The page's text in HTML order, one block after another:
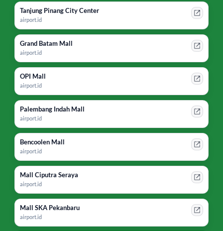
Tanjung Pinang City Center
airport.id
Grand Batam Mall
airport.id
OPI Mall
airport.id
Palembang Indah Mall
airport.id
Bencoolen Mall
airport.id
Mall Ciputra Seraya
airport.id
Mall SKA Pekanbaru
airport.id